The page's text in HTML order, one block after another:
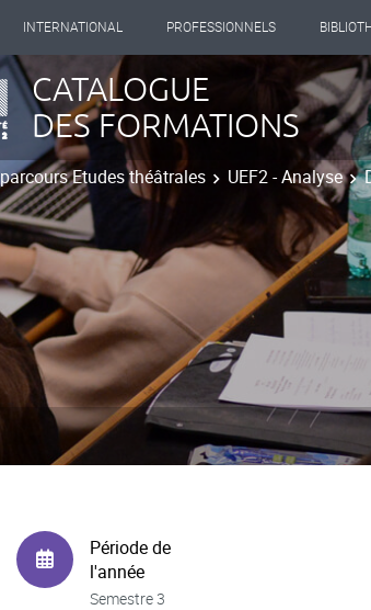
INTERNATIONAL PROFESSIONNELS
CATALOGUE
DES FORMATIONS
parcours Etudes théâtrales UEF2 - Analyse
Période de
l'année
Semestre 3